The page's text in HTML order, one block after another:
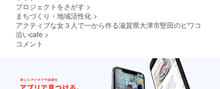
プロジェクトをさがす >
まちづくり・地域活性化 >
アクティブな女３人で一から作る滋賀県大津市堅田のビワコ
沿いcafe >
コメント